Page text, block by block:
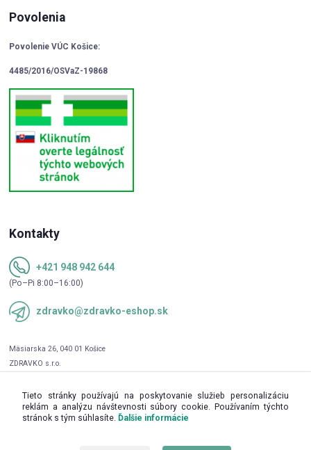
Povolenia
Povolenie VÚC Košice:
4485/2016/OSVaZ-19868
Kontakty
+421 948 942 644
(Po–Pi 8:00–16:00)
zdravko@zdravko-eshop.sk
Tieto stránky používajú na poskytovanie služieb personalizáciu
reklám a analýzu návštevnosti súbory cookie. Používaním týchto
stránok s tým súhlasíte. Ďalšie informácie